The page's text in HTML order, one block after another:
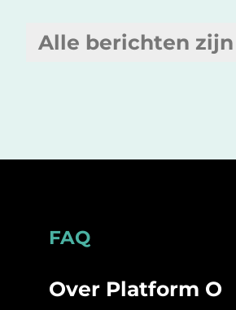
Alle berichten
Footer
FAQ
Over Platform O